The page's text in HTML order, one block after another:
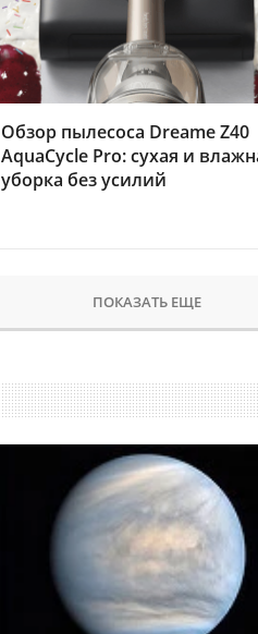
Обзор пылесоса Dreame Z40
AquaCycle Pro: сухая и
уборка без усилий
ПОКАЗАТЬ ЕЩЕ